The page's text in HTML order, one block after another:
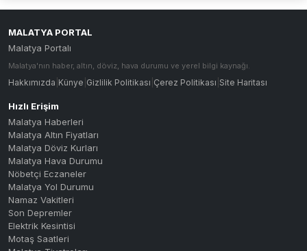
MALATYA PORTAL
Malatya Portalı
Malatya'nın haber, altın, döviz, hava durumu ve yerel bilgi kaynağı.
Hakkımızda Künye Gizlilik Politikası Çerez Politikası Site Haritası
Hızlı Erişim
Malatya Haberleri
Malatya Altın Fiyatları
Malatya Döviz Kurları
Malatya Hava Durumu
Nöbetçi Eczaneler
Malatya Yol Durumu
Namaz Vakitleri
Son Depremler
Elektrik Kesintisi
Motaş Saatleri